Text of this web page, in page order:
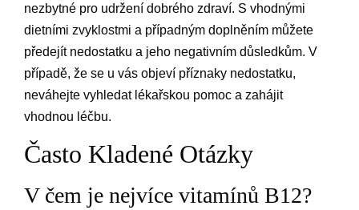
nezbytné pro udržení dobrého zdraví. S vhodnými
dietními zvyklostmi a případným doplněním můžete
předejít nedostatku a jeho negativním důsledkům. V
případě, že se u vás objeví příznaky nedostatku,
neváhejte vyhledat lékařskou pomoc a zahájit
vhodnou léčbu.
Často Kladené Otázky
V čem je nejvíce vitamínů B12?